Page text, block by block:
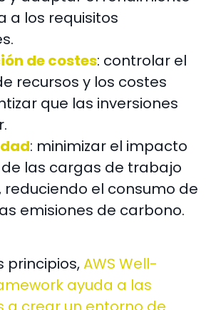
a los requisitos
de costes: controlar el
recursos y los costes
que las inversiones
: minimizar el impacto
las cargas de trabajo
reduciendo el consumo de
emisiones de carbono.
principios,AWS Well-
ayuda a las